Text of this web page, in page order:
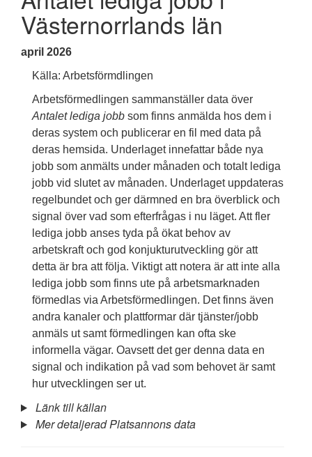
Västernorrlands län
april 2026
Källa: Arbetsförmdlingen
Arbetsförmedlingen sammanställer data över
Antalet lediga jobb som finns anmälda hos dem i
deras system och publicerar en fil med data på
deras hemsida. Underlaget innefattar både nya
jobb som anmälts under månaden och totalt lediga
jobb vid slutet av månaden. Underlaget uppdateras
regelbundet och ger därmned en bra överblick och
signal över vad som efterfrågas i nu läget. Att fler
lediga jobb anses tyda på ökat behov av
arbetskraft och god konjukturutveckling gör att
detta är bra att följa. Viktigt att notera är att inte alla
lediga jobb som finns ute på arbetsmarknaden
förmedlas via Arbetsförmedlingen. Det finns även
andra kanaler och plattformar där tjänster/jobb
anmäls ut samt förmedlingen kan ofta ske
informella vägar. Oavsett det ger denna data en
signal och indikation på vad som behovet är samt
hur utvecklingen ser ut.
Länk till källan
Mer detaljerad Platsannons data